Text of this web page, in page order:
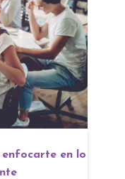
enfocarte en lo